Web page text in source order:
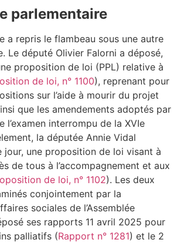
parlementaire
a repris le flambeau sous une autre
Le député Olivier Falorni a déposé,
proposition de loi (PPL) relative à
de loi, n° 1100), reprenant pour
sur l’aide à mourir du projet
que les amendements adoptés par
l’examen interrompu de la XVIe
la députée Annie Vidal
jour, une proposition de loi visant à
de tous à l’accompagnement et aux
de loi, n° 1102). Les deux
conjointement par la
sociales de l’Assemblée
ses rapports 11 avril 2025 pour
palliatifs (Rapport n° 1281) et le 2